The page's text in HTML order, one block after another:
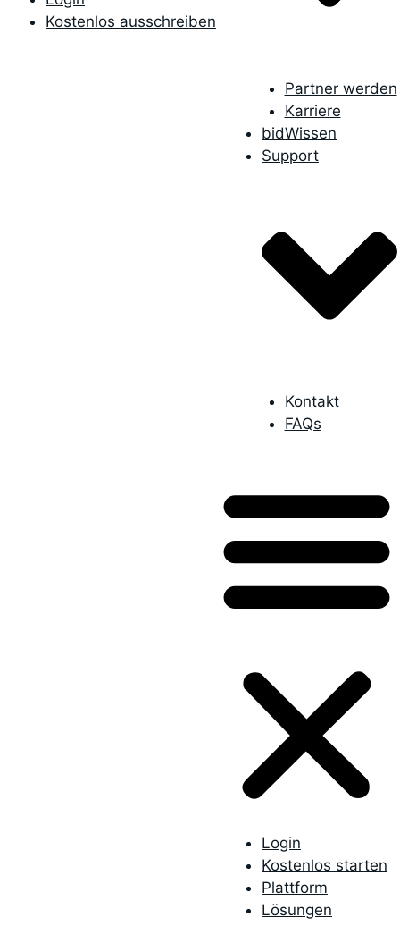
Kostenlos ausschreiben
Partner werden
Karriere
bidWissen
Support
Kontakt
FAQs
Login
Kostenlos starten
Plattform
Lösungen